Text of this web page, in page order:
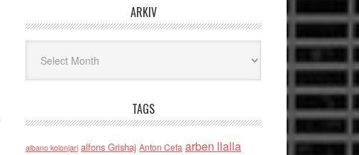
ARKIV
TAGS
albano kolonjari alfons Grishaj Anton Cefa arben llalla